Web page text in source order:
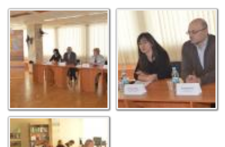
Співорганізатори
програми "Technology
Nation"
координатор Катерина
Шведа та представник
ГО "Об'єднання
"Самопоміч" в м.
Херсоні Андрій
Дмитрієв
Учасники прес-
конференції